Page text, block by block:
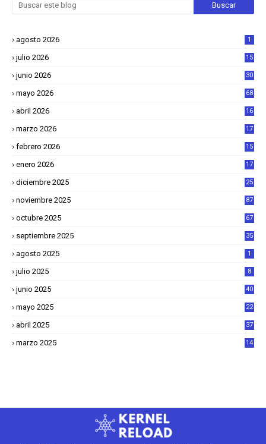
agosto 2026 1
julio 2026 15
junio 2026 30
mayo 2026 68
abril 2026
16
marzo 2026
17
febrero 2026
15
enero 2026
17
diciembre 2025
25
noviembre 2025 87
octubre 2025 67
septiembre 2025 35
agosto 2025 1
julio 2025 8
junio 2025 40
mayo 2025
22
abril 2025
37
marzo 2025
14